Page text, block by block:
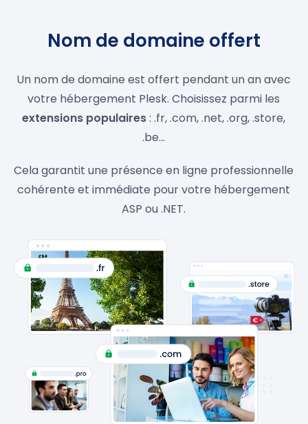
Nom de domaine offert
Un nom de domaine est offert pendant un an avec
votre hébergement Plesk. Choisissez parmi les
extensions populaires: .fr, .com, .net, .org, .store,
.be…
Cela garantit une présence en ligne professionnelle
cohérente et immédiate pour votre hébergement
ASP ou .NET.